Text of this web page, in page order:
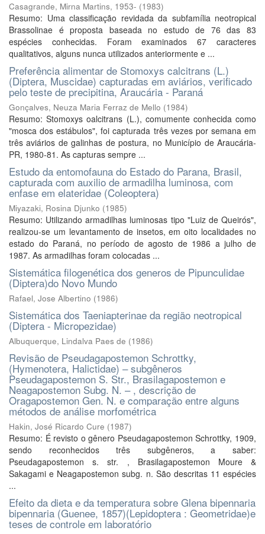
Casagrande, Mirna Martins, 1953- (1983)
Resumo: Uma classificação revidada da subfamília neotropical
Brassolinae é proposta baseada no estudo de 76 das 83
espécies conhecidas. Foram examinados 67 caracteres
qualitativos, alguns nunca utilizados anteriormente e ...
Preferência alimentar de Stomoxys calcitrans (L.)
(Diptera, Muscidae) capturadas em aviários, verificado
pelo teste de precipitina, Araucária - Paraná
Gonçalves, Neuza Maria Ferraz de Mello (1984)
Resumo: Stomoxys oalcitrans (L.), comumente conhecida como
"mosca dos estábulos", foi capturada três vezes por semana em
três aviários de galinhas de postura, no Município de Araucária-
PR, 1980-81. As capturas sempre ...
Estudo da entomofauna do Estado do Parana, Brasil,
capturada com auxilio de armadilha luminosa, com
enfase em elateridae (Coleoptera)
Miyazaki, Rosina Djunko (1985)
Resumo: Utilizando armadilhas luminosas tipo "Luiz de Queirós",
realizou-se um levantamento de insetos, em oito localidades no
estado do Paraná, no período de agosto de 1986 a julho de
1987. As armadilhas foram colocadas ...
Sistemática filogenética dos generos de Pipunculidae
(Diptera)do Novo Mundo
Rafael, Jose Albertino (1986)
Sistemática dos Taeniapterinae da região neotropical
(Diptera - Micropezidae)
Albuquerque, Lindalva Paes de (1986)
Revisão de Pseudagapostemon Schrottky,
(Hymenotera, Halictidae) – subgêneros
Pseudagapostemon S. Str., Brasilagapostemon e
Neagapostemon Subg. N. – , descrição de
Oragapostemon Gen. N. e comparação entre alguns
métodos de análise morfométrica
Hakin, José Ricardo Cure (1987)
Resumo: É revisto o gênero Pseudagapostemon Schrottky, 1909,
sendo reconhecidos três subgêneros, a saber:
Pseudagapostemon s. str. , Brasilagapostemon Moure &
Sakagami e Neagapostemon subg. n. São descritas 11 espécies
...
Efeito da dieta e da temperatura sobre Glena bipennaria
bipennaria (Guenee, 1857)(Lepidoptera : Geometridae)e
teses de controle em laboratório